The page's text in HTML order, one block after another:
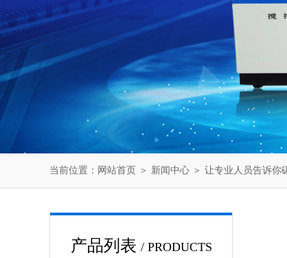
当前位置： 网站首页 ＞ 新闻中心 ＞ 让专业人员告诉你
产品列表 / PRODUCTS